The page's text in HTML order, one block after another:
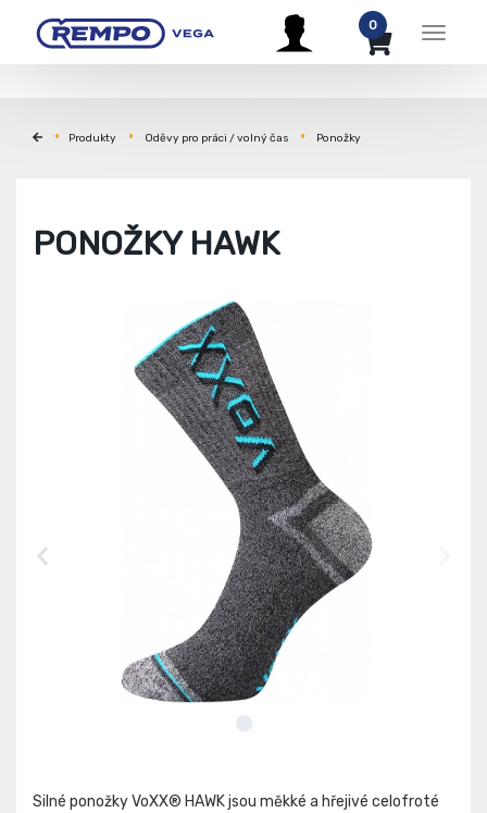
Menu
0
Produkty Oděvy pro práci / volný čas Ponožky
PONOŽKY HAWK
Silné ponožky VoXX® HAWK jsou měkké a hřejivé celofroté